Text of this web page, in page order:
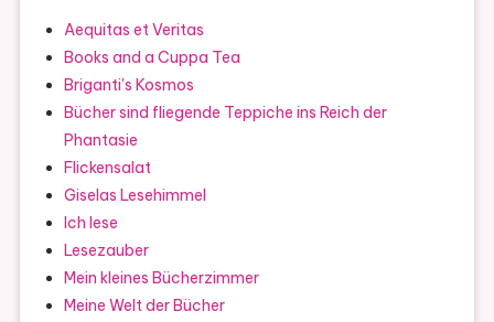
Aequitas et Veritas
Books and a Cuppa Tea
Briganti's Kosmos
Bücher sind fliegende Teppiche ins Reich der
Phantasie
Flickensalat
Giselas Lesehimmel
Ich lese
Lesezauber
Mein kleines Bücherzimmer
Meine Welt der Bücher